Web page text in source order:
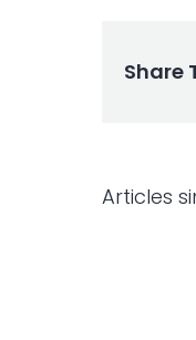
Share
Articles